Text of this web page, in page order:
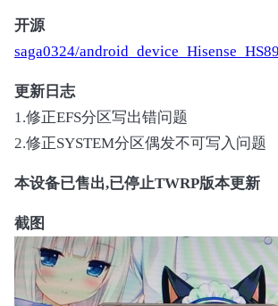
开源
saga0324/
更新日志
1.修正EFS分区写出错问题
2.修正SYSTEM分区偶发不可写入问题
本设备已售出,已停止TWRP版本更新
截图